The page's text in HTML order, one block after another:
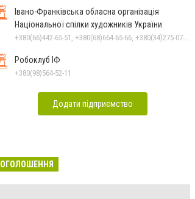
Івано-Франківська обласна організація
Національної спілки художників України
Робоклуб ІФ
+380(98)564-52-11
Додати підприємство
ОГОЛОШЕННЯ